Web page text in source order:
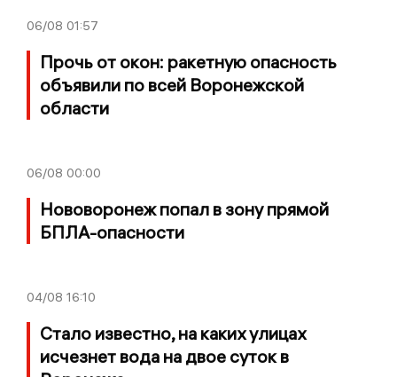
06/08 01:57
Прочь от окон: ракетную опасность
объявили по всей Воронежской
области
06/08 00:00
Нововоронеж попал в зону прямой
БПЛА-опасности
04/08 16:10
Стало известно, на каких улицах
исчезнет вода на двое суток в